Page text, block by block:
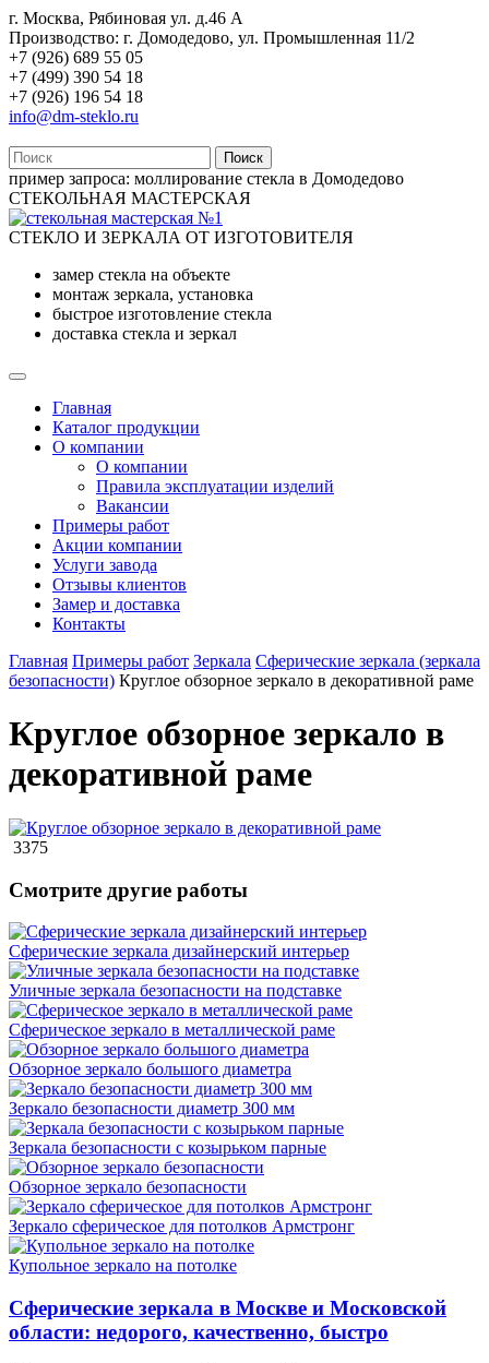
г. Москва, Рябиновая ул. д.46 А
Производство: г. Домодедово, ул. Промышленная 11/2
+7 (926) 689 55 05
+7 (499) 390 54 18
+7 (926) 196 54 18
info@dm-steklo.ru
Поиск
пример запроса: моллирование стекла в Домодедово
СТЕКОЛЬНАЯ МАСТЕРСКАЯ
СТЕКЛО И ЗЕРКАЛА ОТ ИЗГОТОВИТЕЛЯ
замер стекла на объекте
монтаж зеркала, установка
быстрое изготовление стекла
доставка стекла и зеркал
Главная
Каталог продукции
О компании
О компании
Правила эксплуатации изделий
Вакансии
Примеры работ
Акции компании
Услуги завода
Отзывы клиентов
Замер и доставка
Контакты
Главная Примеры работ Зеркала Сферические зеркала (зеркала
безопасности) Круглое обзорное зеркало в декоративной раме
Круглое обзорное зеркало в
декоративной раме
3375
Смотрите другие работы
Сферические зеркала дизайнерский интерьер
Уличные зеркала безопасности на подставке
Сферическое зеркало в металлической раме
Обзорное зеркало большого диаметра
Зеркало безопасности диаметр 300 мм
Зеркала безопасности с козырьком парные
Обзорное зеркало безопасности
Зеркало сферическое для потолков Армстронг
Купольное зеркало на потолке
Сферические зеркала в Москве и Московской
области: недорого, качественно, быстро